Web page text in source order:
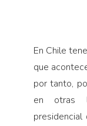
En Chile
que
por tanto,
en otras